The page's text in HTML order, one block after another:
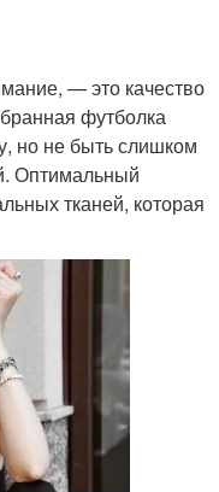
— это качество
футболка
но не быть слишком
Оптимальный
тканей, которая